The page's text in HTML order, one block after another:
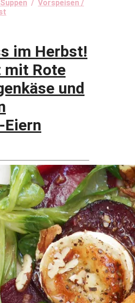
/ Vorspeisen /
im Herbst!
mit Rote
und
Eiern